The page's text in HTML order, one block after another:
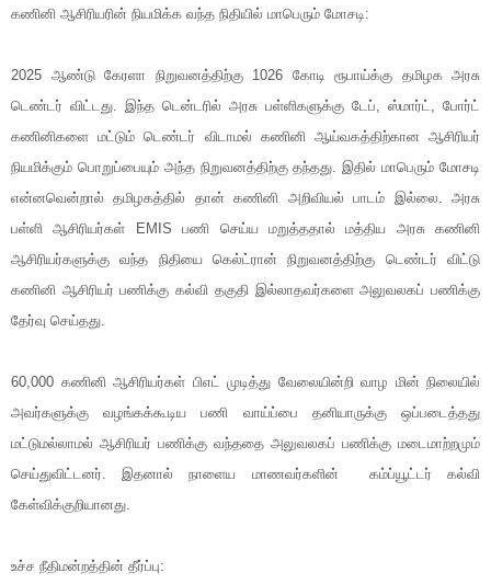
கணினி ஆசிரியரின் நியமிக்க வந்த நிதியில் மாபெரும் மோசடி:
2025 ஆண்டு கேரளா நிறுவனத்திற்கு 1026 கோடி ரூபாய்க்கு தமிழக அரசு
டெண்டர் விட்டது. இந்த டென்டரில் அரசு பள்ளிகளுக்கு டேப், ஸ்மார்ட், போர்ட்
கணினிகளை மட்டும் டெண்டர் விடாமல் கணினி ஆய்வகத்திற்கான ஆசிரியர்
நியமிக்கும் பொறுப்பையும் அந்த நிறுவனத்திற்கு தந்தது. இதில் மாபெரும் மோசடி
என்னவென்றால் தமிழகத்தில் தான் கணினி அறிவியல் பாடம் இல்லை. அரசு
பள்ளி ஆசிரியர்கள் EMIS பணி செய்ய மறுத்ததால் மத்திய அரசு கணினி
ஆசிரியர்களுக்கு வந்த நிதியை கெல்ட்ரான் நிறுவனத்திற்கு டெண்டர் விட்டு
கணினி ஆசிரியர் பணிக்கு கல்வி தகுதி இல்லாதவர்களை அலுவலகப் பணிக்கு
தேர்வு செய்தது.
60,000 கணினி ஆசிரியர்கள் பிஎட் முடித்து வேலையின்றி வாழ மின் நிலையில்
அவர்களுக்கு வழங்கக்கூடிய பணி வாய்ப்பை தனியாருக்கு ஒப்படைத்தது
மட்டுமல்லாமல் ஆசிரியர் பணிக்கு வந்ததை அலுவலகப் பணிக்கு மடைமாற்றமும்
செய்துவிட்டனர். இதனால் நாளைய மாணவர்களின் கம்ப்யூட்டர் கல்வி
கேள்விக்குறியானது.
உச்ச நீதிமன்றத்தின் தீர்ப்பு: